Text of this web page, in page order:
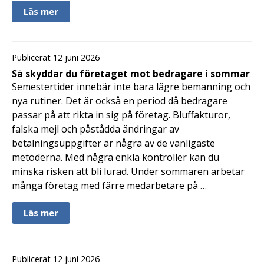
Läs mer
Publicerat 12 juni 2026
Så skyddar du företaget mot bedragare i sommar
Semestertider innebär inte bara lägre bemanning och
nya rutiner. Det är också en period då bedragare
passar på att rikta in sig på företag. Bluffakturor,
falska mejl och påstådda ändringar av
betalningsuppgifter är några av de vanligaste
metoderna. Med några enkla kontroller kan du
minska risken att bli lurad. Under sommaren arbetar
många företag med färre medarbetare på …
Läs mer
Publicerat 12 juni 2026